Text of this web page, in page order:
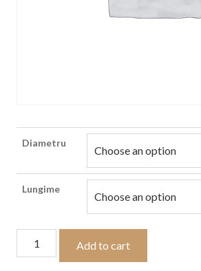
Diametru
Lungime
Balama
sudabilă
Add to cart